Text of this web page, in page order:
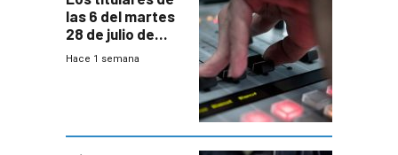
las 6 del martes
28 de julio de
2026
Hace 1 semana